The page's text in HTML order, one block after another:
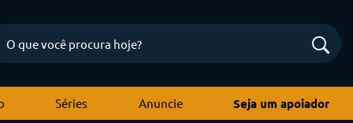
Séries Anuncie Seja um apoiador